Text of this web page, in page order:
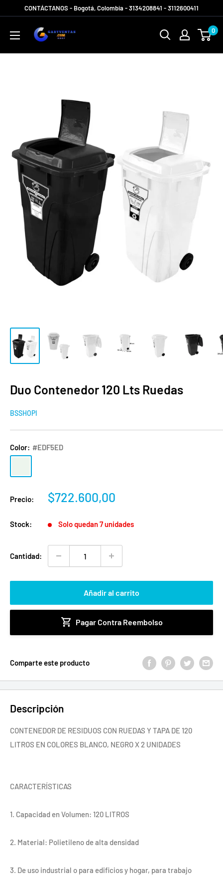
CONTÁCTANOS - Bogotá, Colombia - 3134208841 - 3112600411
Gabyventas
Shop
0
Duo Contenedor 120 Lts Ruedas
BSSHOPI
Color: #EDF5ED
Precio:
Precio
venta
$722.600,00
Stock: Solo quedan 7 unidades
Cantidad:
Añadir al carrito
Pagar Contra Reembolso
Comparte este producto
Descripción
CONTENEDOR DE RESIDUOS CON RUEDAS Y TAPA DE 120
LITROS EN COLORES BLANCO, NEGRO X 2 UNIDADES
CARACTERÍSTICAS
1. Capacidad en Volumen: 120 LITROS
2. Material: Polietileno de alta densidad
3. De uso industrial o para edificios y hogar, para trabajo